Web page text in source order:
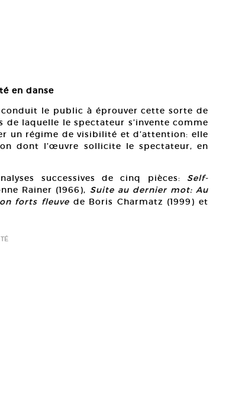
en danse
conduit le public à éprouver cette sorte de
laquelle le spectateur s’invente comme
un régime de visibilité et d’attention: elle
dont l’œuvre sollicite le spectateur, en
successives de cinq pièces: Self-
Rainer (1966), Suite au dernier mot: Au
forts fleuve de Boris Charmatz (1999) et